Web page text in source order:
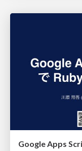
Google Apps